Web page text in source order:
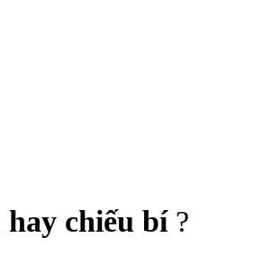
chiếu bí?